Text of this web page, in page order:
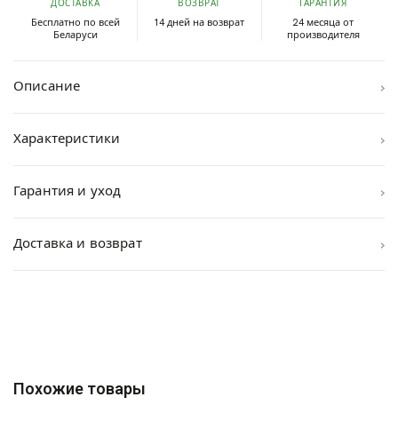
ДОСТАВКА
Бесплатно по всей
Беларуси
ВОЗВРАТ
14 дней на возврат
ГАРАНТИЯ
24 месяца от
производителя
Описание ›
Характеристики ›
Гарантия и уход ›
Доставка и возврат ›
Похожие товары